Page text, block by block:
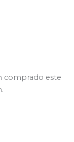
comprado este